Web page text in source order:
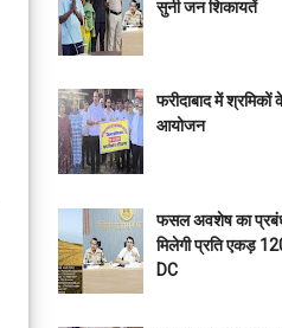
सुनी जन शिकायतें
फरीदाबाद में
आयोजन
फसल अवशेष का
मिलेगी प्रति एकड़
DC